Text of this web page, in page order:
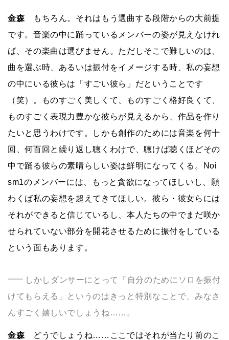
金森 もちろん。それはもう選曲する段階からの大前提
です。音楽の中に踊っているメンバーの姿が見えなけれ
ば、その楽曲は選びません。ただしそこで難しいのは、
曲を選ぶ時、あるいは振付をイメージする時、私の妄想
の中にいる彼らは「すごい彼ら」だということです
（笑）。ものすごく美しくて、ものすごく格好良くて、
ものすごく表現力豊かな彼らが見えるから、作品を作り
たいと思うわけです。しかも創作のためには音楽を何十
回、何百回と繰り返し聴くわけで、聴けば聴くほどその
中で踊る彼らの素晴らしい姿は鮮明になってくる。Noi
sm1のメンバーには、もっと貪欲になってほしいし、願
わくば私の妄想を超えてきてほしい。彼ら・彼女らには
それができると信じているし、本人たちの中でまだ咲か
せられていない部分を開花させるために振付をしている
という面もあります。
しかしダンサーにとって「自分のためにソロを振付
けてもらえる」というのはきっと特別なことで、みなさ
んすごく嬉しいでしょうね……。
金森 どうでしょうね……ここではそれが当たり前のこ